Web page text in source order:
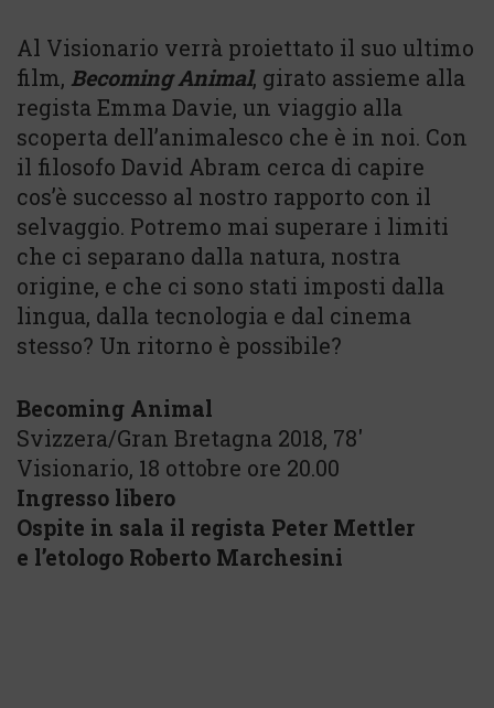
Al Visionario verrà proiettato il suo ultimo
film, Becoming Animal, girato assieme alla
regista Emma Davie, un viaggio alla
scoperta dell’animalesco che è in noi. Con
il filosofo David Abram cerca di capire
cos’è successo al nostro rapporto con il
selvaggio. Potremo mai superare i limiti
che ci separano dalla natura, nostra
origine, e che ci sono stati imposti dalla
lingua, dalla tecnologia e dal cinema
stesso? Un ritorno è possibile?
Becoming Animal
Svizzera/Gran Bretagna 2018, 78′
Visionario, 18 ottobre ore 20.00
Ingresso libero
Ospite in sala il regista Peter Mettler
e l’etologo Roberto Marchesini